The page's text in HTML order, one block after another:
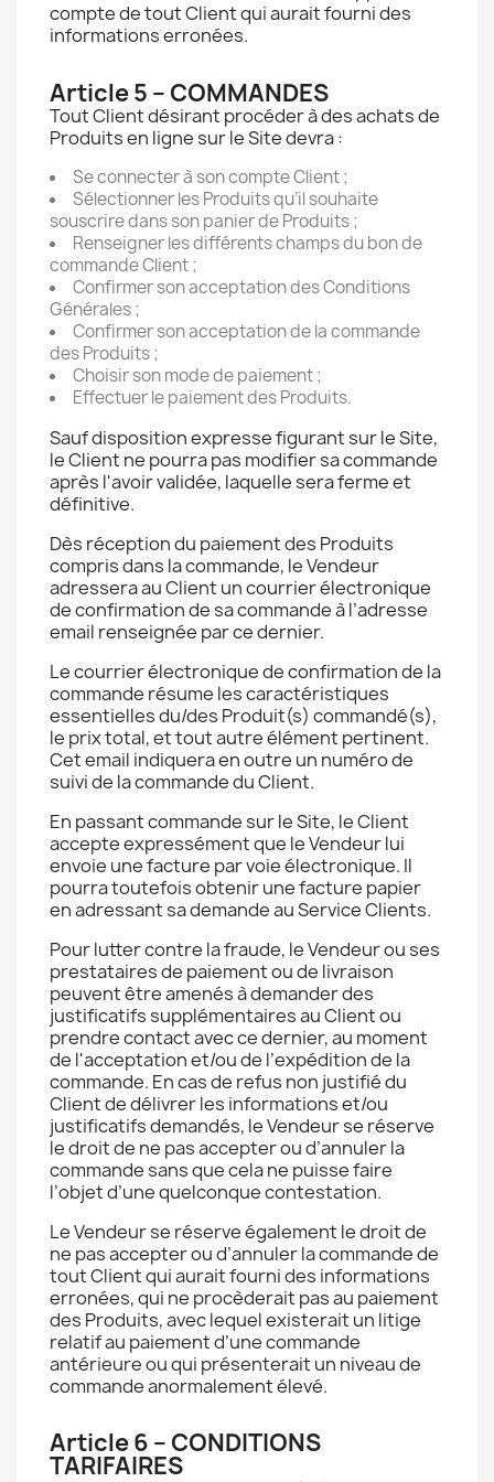
compte de tout Client qui aurait fourni des
informations erronées.
Article 5 – COMMANDES
Tout Client désirant procéder à des achats de
Produits en ligne sur le Site devra :
Se connecter à son compte Client ;
Sélectionner les Produits qu’il souhaite
souscrire dans son panier de Produits ;
Renseigner les différents champs du bon de
commande Client ;
Confirmer son acceptation des Conditions
Générales ;
Confirmer son acceptation de la commande
des Produits ;
Choisir son mode de paiement ;
Effectuer le paiement des Produits.
Sauf disposition expresse figurant sur le Site,
le Client ne pourra pas modifier sa commande
après l'avoir validée, laquelle sera ferme et
définitive.
Dès réception du paiement des Produits
compris dans la commande, le Vendeur
adressera au Client un courrier électronique
de confirmation de sa commande à l’adresse
email renseignée par ce dernier.
Le courrier électronique de confirmation de la
commande résume les caractéristiques
essentielles du/des Produit(s) commandé(s),
le prix total, et tout autre élément pertinent.
Cet email indiquera en outre un numéro de
suivi de la commande du Client.
En passant commande sur le Site, le Client
accepte expressément que le Vendeur lui
envoie une facture par voie électronique. Il
pourra toutefois obtenir une facture papier
en adressant sa demande au Service Clients.
Pour lutter contre la fraude, le Vendeur ou ses
prestataires de paiement ou de livraison
peuvent être amenés à demander des
justificatifs supplémentaires au Client ou
prendre contact avec ce dernier, au moment
de l'acceptation et/ou de l’expédition de la
commande. En cas de refus non justifié du
Client de délivrer les informations et/ou
justificatifs demandés, le Vendeur se réserve
le droit de ne pas accepter ou d’annuler la
commande sans que cela ne puisse faire
l’objet d’une quelconque contestation.
Le Vendeur se réserve également le droit de
ne pas accepter ou d’annuler la commande de
tout Client qui aurait fourni des informations
erronées, qui ne procèderait pas au paiement
des Produits, avec lequel existerait un litige
relatif au paiement d’une commande
antérieure ou qui présenterait un niveau de
commande anormalement élevé.
Article 6 – CONDITIONS
TARIFAIRES